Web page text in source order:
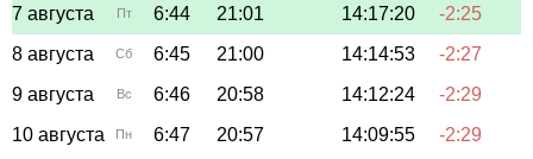
7 августа
Пт 6:44 21:01 14:17:20
-2:25
8 августа
Сб 6:45 21:00 14:14:53
-2:27
9 августа
Вс 6:46 20:58 14:12:24
-2:29
10 августа
Пн 6:47 20:57 14:09:55
-2:29